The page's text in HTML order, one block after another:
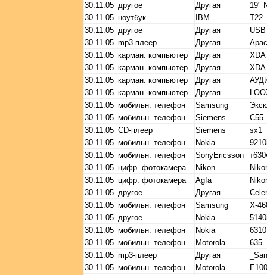
30.11.05 другое Другая
19"
30.11.05 ноутбук IBM
T22
30.11.05 другое Другая
30.11.05 mp3-плеер Другая
30.11.05 карман. компьютер Другая
XDA
30.11.05 карман. компьютер Другая
XDA
30.11.05 карман. компьютер Другая
30.11.05 карман. компьютер Другая
30.11.05 мобильн. телефон Samsung
30.11.05 мобильн. телефон Siemens
C55
30.11.05 CD-плеер Siemens
sx1
30.11.05 мобильн. телефон Nokia
30.11.05 мобильн. телефон SonyEricsson
30.11.05 цифр. фотокамера Nikon
30.11.05 цифр. фотокамера Agfa
30.11.05 другое Другая
30.11.05 мобильн. телефон Samsung
Х-
30.11.05 другое Nokia
30.11.05 мобильн. телефон Nokia
30.11.05 мобильн. телефон Motorola
635
30.11.05 mp3-плеер Другая
30.11.05 мобильн. телефон Motorola